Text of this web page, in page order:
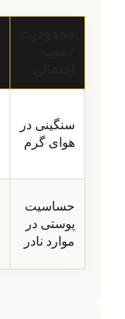
سنگینی در
هوای گرم
حساسیت
پوستی در
موارد نادر